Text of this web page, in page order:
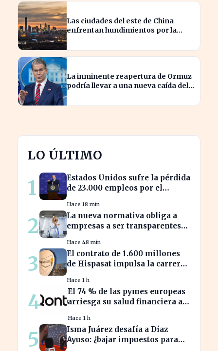
Las ciudades del este de China
enfrentan hundimientos por la
subterránea
La inminente reapertura de Ormuz
podría llevar a una nueva caída del
LO ÚLTIMO
1
Estados Unidos sufre la pérdida
de 23.000 empleos por el
Hace 18 min
2
La nueva normativa obliga a
empresas a ser transparentes
trabajadores en puestos
similares
Hace 48 min
3
El contrato de 1.600 millones
de Hispasat impulsa la carrera
Hace 1 h
4
El 74 % de las pymes europeas
arriesga su salud financiera al
Hace 1 h
5
Isma Juárez desafía a Díaz
Ayuso: ¿bajar impuestos para